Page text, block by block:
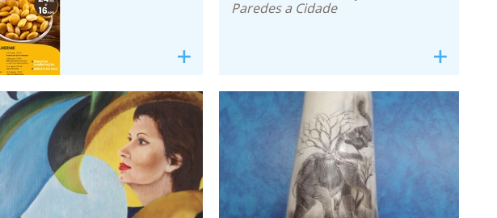
Paredes a Cidade
Escultura "Estou a um Palmo da Parede"
"Outros Olhares" de Olímpia Barbosa
A Trilogia do Mês - Acordo